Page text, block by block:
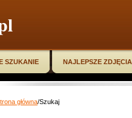
SZUKANIE NAJLEPSZE ZDJĘCIA
główna/Szukaj